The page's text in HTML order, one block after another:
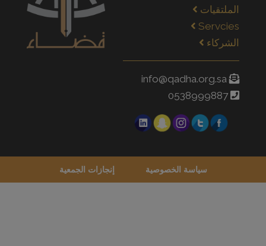
الملتقيات
Servcies
الشركاء
info@qadha.org.sa
0538999887
سياسة الخصوصية إنجازات الجمعية